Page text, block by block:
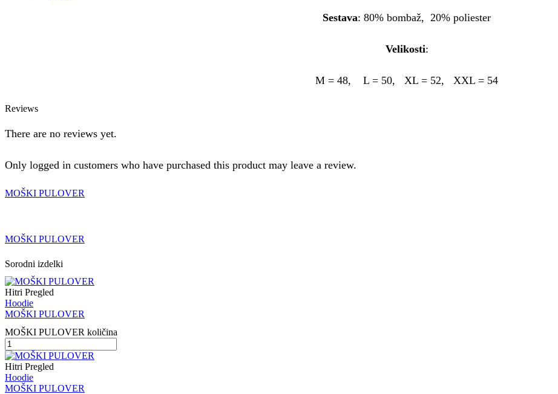
Sestava: 80% bombaž, 20% poliester
Velikosti:
M = 48, L = 50, XL = 52, XXL = 54
Reviews
There are no reviews yet.
Only logged in customers who have purchased this product may leave a review.
MOŠKI PULOVER
MOŠKI PULOVER
Sorodni izdelki
Hitri Pregled
Hoodie
MOŠKI PULOVER
MOŠKI PULOVER količina
Hitri Pregled
Hoodie
MOŠKI PULOVER